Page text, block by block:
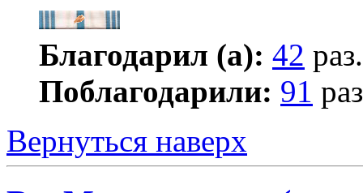
Благодарил (а): 42 раз.
Поблагодарили: 91
Вернуться наверх